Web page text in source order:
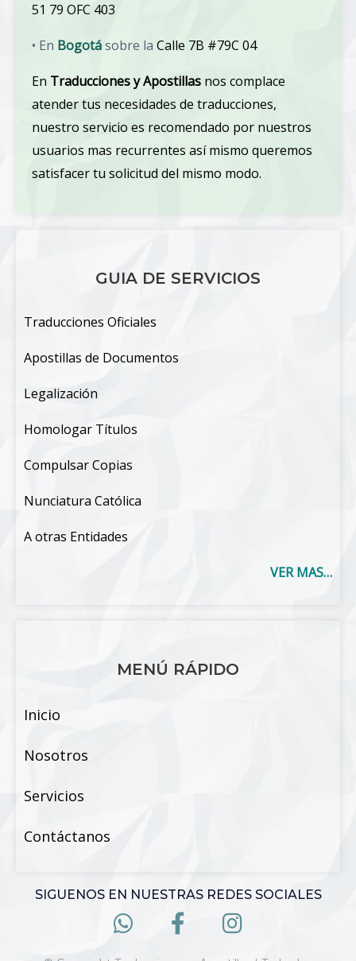
51 79 OFC 403
• En Bogotásobre la Calle 7B #79C 04
En Traducciones y Apostillas nos complace
atender tus necesidades de traducciones,
nuestro servicio es recomendado por nuestros
usuarios mas recurrentes así mismo queremos
satisfacer tu solicitud del mismo modo.
GUIA DE SERVICIOS
Traducciones Oficiales
Apostillas de Documentos
Legalización
Homologar Títulos
Compulsar Copias
Nunciatura Católica
A otras Entidades
VER MAS…
MENÚ RÁPIDO
Inicio
Nosotros
Servicios
Contáctanos
SIGUENOS EN NUESTRAS REDES SOCIALES